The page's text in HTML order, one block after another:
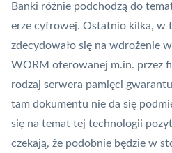
Banki różnie podchodzą do
erze cyfrowej. Ostatnio kilka, w
zdecydowało się na wdrożenie
WORM oferowanej m.in. przez
rodzaj serwera pamięci
tam dokumentu nie da się
się na temat tej technologii
czekają, że podobnie będzie w